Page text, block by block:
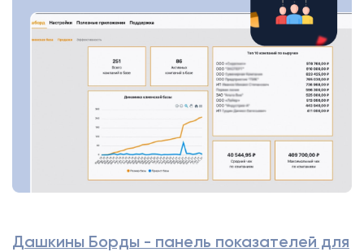
Дашкины Борды - панель показателей для